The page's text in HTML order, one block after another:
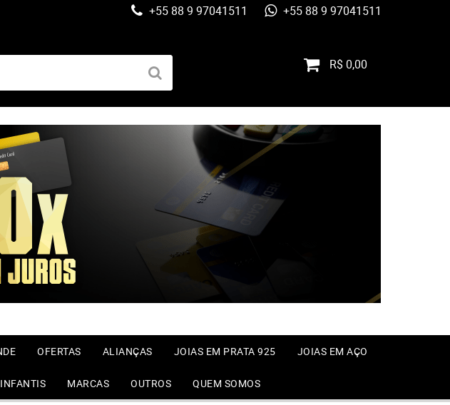
+55 88 9 97041511 +55 88 9 97041511
R$ 0,00
OFERTAS ALIANÇAS JOIAS EM PRATA 925 JOIAS EM AÇO
MARCAS OUTROS QUEM SOMOS